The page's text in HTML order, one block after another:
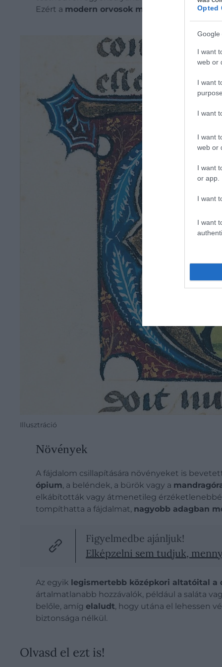
Opted
Google
I want
web or
I want
I want
I want
web or
I want
or app.
I want
I want
Ezért a modern orvosok még ma is
Illusztráció
Növények
A fájdalom csillapítására növényeket is
ópium, a beléndek, a bürök vagy a
elkábították vagy átmenetileg érzéketlenebbé
tompíthatta a fájdalmat, nagyobb adagban
Figyelmedbe ajánljuk!
Elképzelni sem tudjuk,
Az egyik legismertebb középkori altatóital a
ártalmatlanabb hozzávalók, például a saláta
belőle, amíg elaludt, hogy utána el lehessen
biztonsága nélkül.
Olvasd el ezt is!